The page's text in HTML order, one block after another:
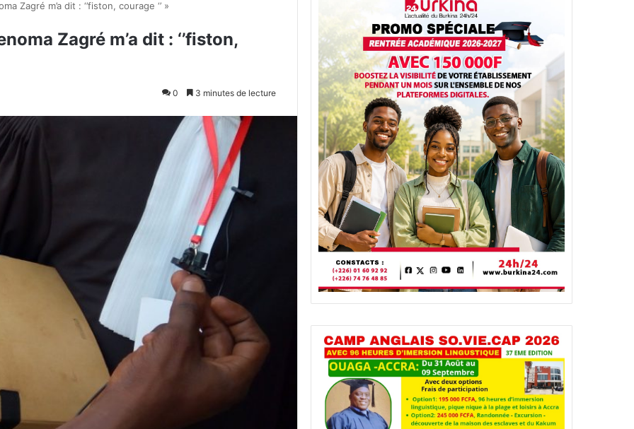
Zagré m’a dit : ‘’fiston, courage ‘’ »
Zagré m’a dit : ‘’fiston,
0 3 minutes de lecture